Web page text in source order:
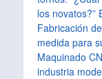
los novatos?”
Fabricación
medida para
Maquinado
industria